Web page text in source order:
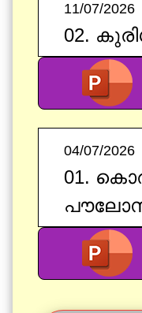
11/07/2026
02.
04/07/2026
01.